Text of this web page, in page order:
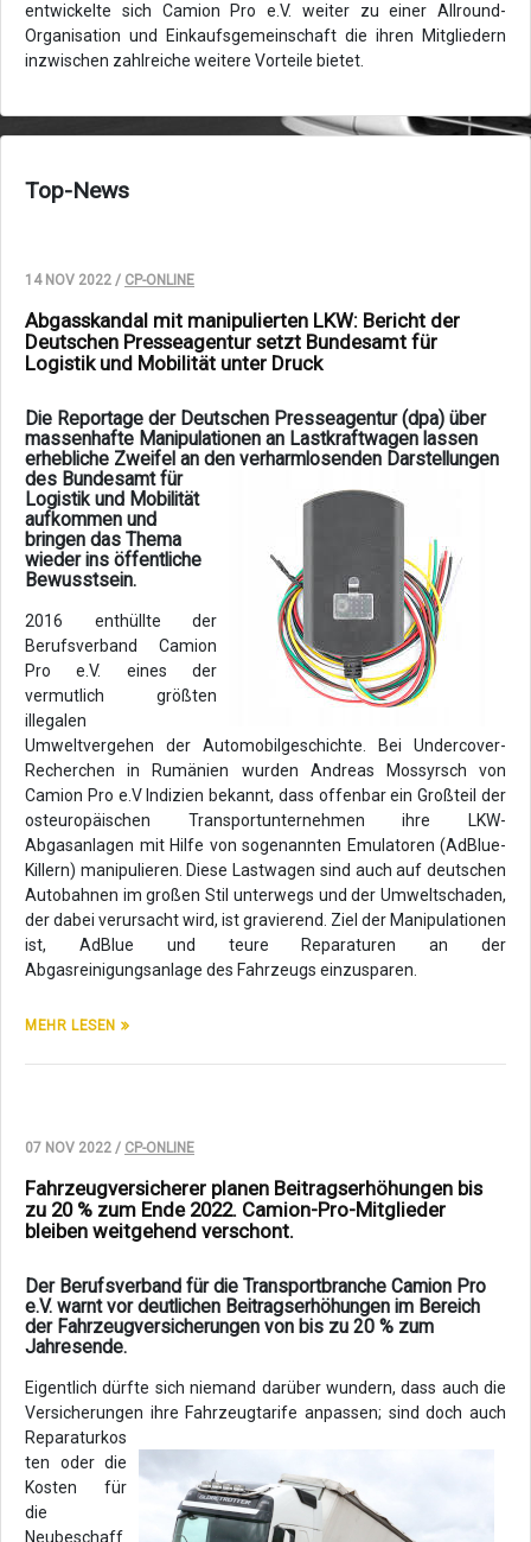
entwickelte sich Camion Pro e.V. weiter zu einer Allround-
Organisation und Einkaufsgemeinschaft die ihren Mitgliedern
inzwischen zahlreiche weitere Vorteile bietet.
Top-News
14 NOV 2022 / CP-ONLINE
Abgasskandal mit manipulierten LKW: Bericht der
Deutschen Presseagentur setzt Bundesamt für
Logistik und Mobilität unter Druck
Die Reportage der Deutschen Presseagentur (dpa) über
massenhafte Manipulationen an Lastkraftwagen lassen
erhebliche Zweifel an den verharmlosenden Darstellungen
des Bundesamt für
Logistik und Mobilität
aufkommen und
bringen das Thema
wieder ins öffentliche
Bewusstsein.
2016 enthüllte der
Berufsverband Camion
Pro e.V. eines der
vermutlich größten
illegalen
Umweltvergehen der Automobilgeschichte. Bei Undercover-
Recherchen in Rumänien wurden Andreas Mossyrsch von
Camion Pro e.V Indizien bekannt, dass offenbar ein Großteil der
osteuropäischen Transportunternehmen ihre LKW-
Abgasanlagen mit Hilfe von sogenannten Emulatoren (AdBlue-
Killern) manipulieren. Diese Lastwagen sind auch auf deutschen
Autobahnen im großen Stil unterwegs und der Umweltschaden,
der dabei verursacht wird, ist gravierend. Ziel der Manipulationen
ist, AdBlue und teure Reparaturen an der
Abgasreinigungsanlage des Fahrzeugs einzusparen.
MEHR LESEN
07 NOV 2022 / CP-ONLINE
Fahrzeugversicherer planen Beitragserhöhungen bis
zu 20 % zum Ende 2022. Camion-Pro-Mitglieder
bleiben weitgehend verschont.
Der Berufsverband für die Transportbranche Camion Pro
e.V. warnt vor deutlichen Beitragserhöhungen im Bereich
der Fahrzeugversicherungen von bis zu 20 % zum
Jahresende.
Eigentlich dürfte sich niemand darüber wundern, dass auch die
Versicherungen ihre Fahrzeugtarife anpassen; sind doch auch
Reparaturkos
ten oder die
Kosten für
die
Neubeschaff